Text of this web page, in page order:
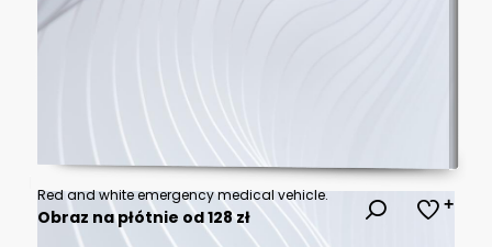
Red and white emergency medical vehicle.
Obraz na płótnie od 128 zł